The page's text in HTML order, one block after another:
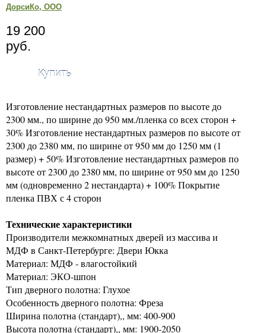
ДорсиКо, ООО
19 200
руб.
Купить
Изготовление нестандартных размеров по высоте до
2300 мм., по ширине до 950 мм./пленка со всех сторон +
30% Изготовление нестандартных размеров по высоте от
2300 до 2380 мм, по ширине от 950 мм до 1250 мм (1
размер) + 50% Изготовление нестандартных размеров по
высоте от 2300 до 2380 мм, по ширине от 950 мм до 1250
мм (одновременно 2 нестандарта) + 100% Покрытие
пленка ПВХ с 4 сторон
Технические характеристики
Производители межкомнатных дверей из массива и
МДФ в Санкт-Петербурге: Двери Юкка
Материал: МДФ - влагостойкий
Материал: ЭКО-шпон
Тип дверного полотна: Глухое
Особенность дверного полотна: Фреза
Ширина полотна (стандарт),, мм: 400-900
Высота полотна (стандарт),, мм: 1900-2050